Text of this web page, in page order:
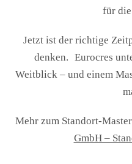
für
Jetzt ist der richtige
denken. Eurocres
Weitblick – und einem
Mehr zum Standort-
GmbH –